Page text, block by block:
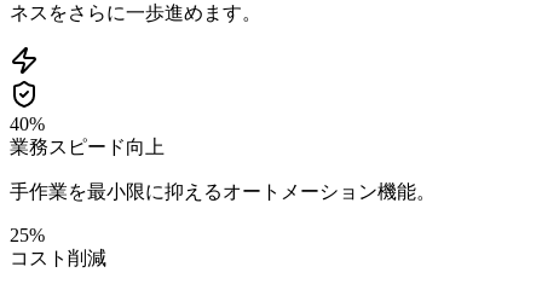
ネスをさらに一歩進めます。
40%
業務スピード向上
手作業を最小限に抑えるオートメーション機能。
25%
コスト削減